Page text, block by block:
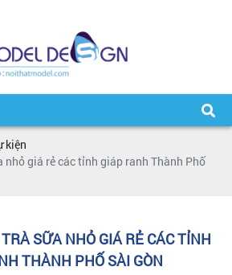
kiện
nhỏ giá rẻ các tỉnh giáp ranh Thành Phố
SỮA NHỎ GIÁ RẺ CÁC TỈNH
THÀNH PHỐ SÀI GÒN